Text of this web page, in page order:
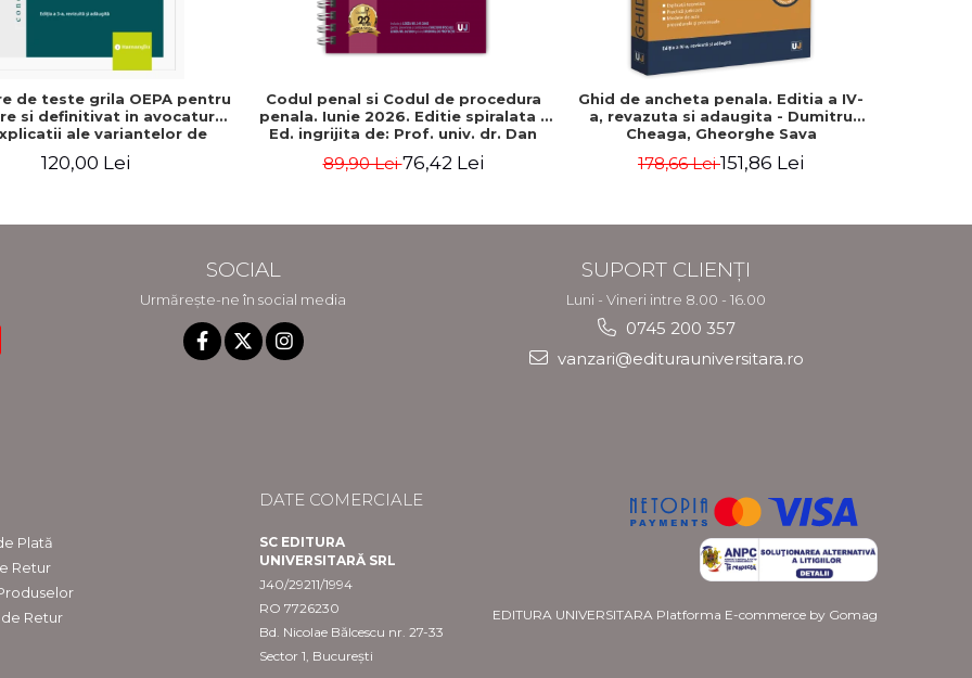
de teste grila OEPA pentru
si definitivat in avocatura.
ale variantelor de
Editia a III-a, revizuita si
- Claudiu Constantin Dinu,
120,00 Lei
Codul penal si Codul de procedura
penala. Iunie 2026. Editie spiralata -
Ed. ingrijita de: Prof. univ. dr. Dan
89,90 Lei76,42 Lei
Ghid de ancheta penala. Editia a IV-
a, revazuta si adaugita - Dumitru
Cheaga, Gheorghe Sava
178,66 Lei151,86 Lei
SOCIAL
Urmărește-ne în social media
SUPORT CLIENȚI
Luni - Vineri intre 8.00 - 16.00
0745 200 357
vanzari@editurauniversitara.ro
Plată
Retur
Retur
DATE COMERCIALE
SC EDITURA
UNIVERSITARĂ SRL
J40/29211/1994
RO 7726230
Bd. Nicolae Bălcescu nr. 27-33
Sector 1, București
EDITURA UNIVERSITARA Platforma E-commerce by Gomag